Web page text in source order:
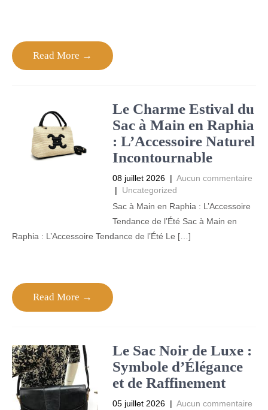
Read More →
Le Charme Estival du
Sac à Main en Raphia
: L’Accessoire Naturel
Incontournable
08 juillet 2026 | Aucun commentaire
| Uncategorized
Sac à Main en Raphia : L’Accessoire
Tendance de l’Été Sac à Main en
Raphia : L’Accessoire Tendance de l’Été Le […]
Read More →
Le Sac Noir de Luxe :
Symbole d’Élégance
et de Raffinement
05 juillet 2026 | Aucun commentaire